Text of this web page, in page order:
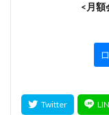
<月額